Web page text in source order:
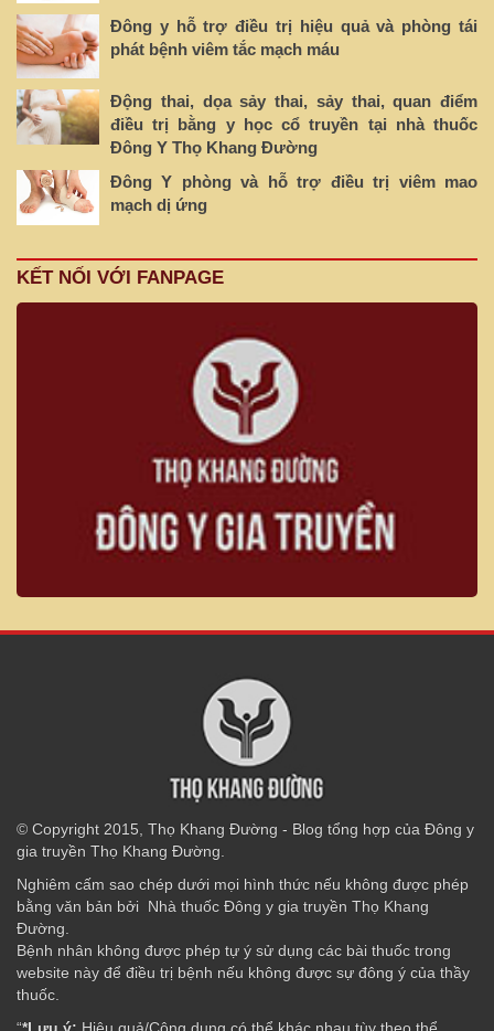
Đông y hỗ trợ điều trị hiệu quả và phòng tái
phát bệnh viêm tắc mạch máu
Động thai, dọa sảy thai, sảy thai, quan điểm
điều trị bằng y học cổ truyền tại nhà thuốc
Đông Y Thọ Khang Đường
Đông Y phòng và hỗ trợ điều trị viêm mao
mạch dị ứng
KẾT NỐI VỚI FANPAGE
© Copyright 2015, Thọ Khang Đường - Blog tổng hợp của Đông y
gia truyền Thọ Khang Đường.
Nghiêm cấm sao chép dưới mọi hình thức nếu không được phép
bằng văn bản bởi Nhà thuốc Đông y gia truyền Thọ Khang
Đường.
Bệnh nhân không được phép tự ý sử dụng các bài thuốc trong
website này để điều trị bệnh nếu không được sự đông ý của thầy
thuốc.